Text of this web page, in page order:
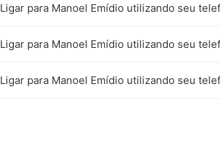
Ligar para Manoel Emídio utilizando seu
Ligar para Manoel Emídio utilizando seu
Ligar para Manoel Emídio utilizando seu